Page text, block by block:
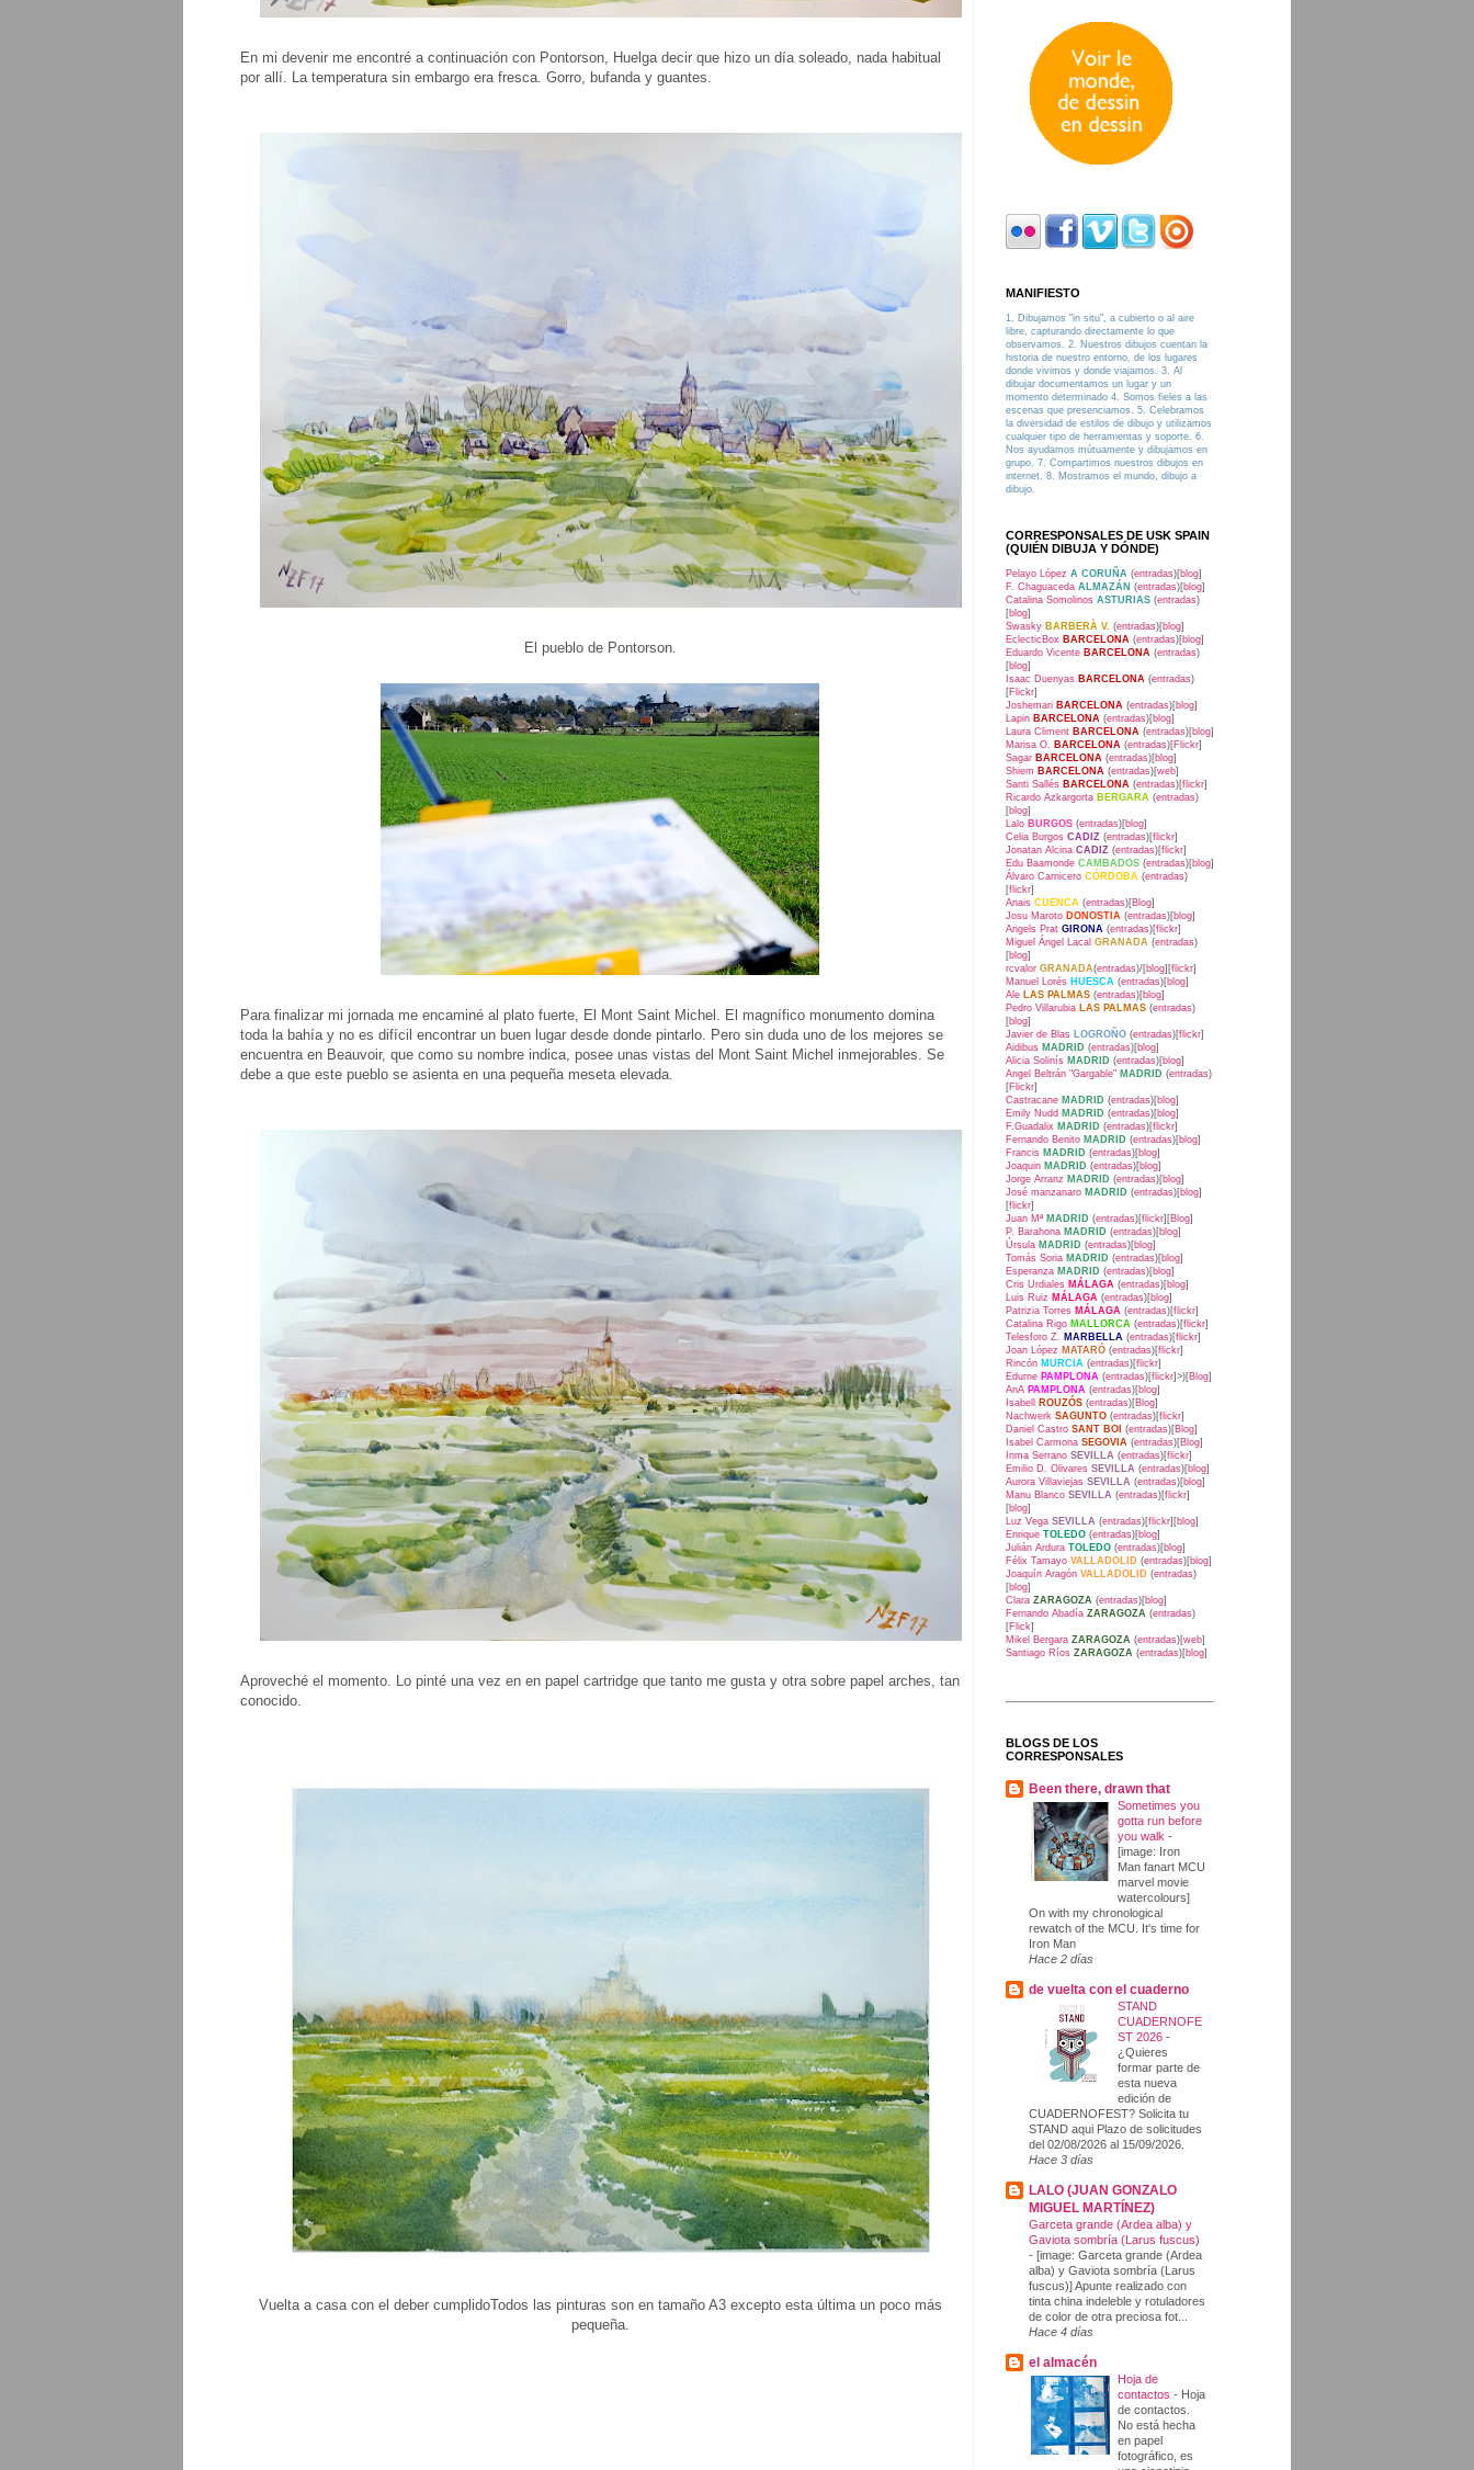
En mi devenir me encontré a continuación con Pontorson, Huelga decir que hizo un día soleado, nada habitual
por allí. La temperatura sin embargo era fresca. Gorro, bufanda y guantes.
El pueblo de Pontorson.
Para finalizar mi jornada me encaminé al plato fuerte, El Mont Saint Michel. El magnífico monumento domina
toda la bahía y no es difícil encontrar un buen lugar desde donde pintarlo. Pero sin duda uno de los mejores se
encuentra en Beauvoir, que como su nombre indica, posee unas vistas del Mont Saint Michel inmejorables. Se
debe a que este pueblo se asienta en una pequeña meseta elevada.
Aproveché el momento. Lo pinté una vez en en papel cartridge que tanto me gusta y otra sobre papel arches, tan
conocido.
Vuelta a casa con el deber cumplidoTodos las pinturas son en tamaño A3 excepto esta última un poco más
pequeña.
MANIFIESTO
1. Dibujamos "in situ", a cubierto o al aire
libre, capturando directamente lo que
observamos. 2. Nuestros dibujos cuentan la
historia de nuestro entorno, de los lugares
donde vivimos y donde viajamos. 3. Al
dibujar documentamos un lugar y un
momento determinado 4. Somos fieles a las
escenas que presenciamos. 5. Celebramos
la diversidad de estilos de dibujo y utilizamos
cualquier tipo de herramientas y soporte. 6.
Nos ayudamos mútuamente y dibujamos en
grupo. 7. Compartimos nuestros dibujos en
internet. 8. Mostramos el mundo, dibujo a
dibujo.
CORRESPONSALES DE USK SPAIN
(QUIÉN DIBUJA Y DÓNDE)
Pelayo López A CORUÑA (entradas)[blog]
F. Chaguaceda ALMAZÁN (entradas)[blog]
Catalina Somolinos ASTURIAS (entradas)
[blog]
Swasky BARBERÀ V. (entradas)[blog]
EclecticBox BARCELONA (entradas)[blog]
Eduardo Vicente BARCELONA (entradas)
[blog]
Isaac Duenyas BARCELONA (entradas)
[Flickr]
Joshemari BARCELONA (entradas)[blog]
Lapin BARCELONA (entradas)[blog]
Laura Climent BARCELONA (entradas)[blog]
Marisa O. BARCELONA (entradas)[Flickr]
Sagar BARCELONA (entradas)[blog]
Shiem BARCELONA (entradas)[web]
Santi Sallés BARCELONA (entradas)[flickr]
Ricardo Azkargorta BERGARA (entradas)
[blog]
Lalo BURGOS (entradas)[blog]
Celia Burgos CADIZ (entradas)[flickr]
Jonatan Alcina CADIZ (entradas)[flickr]
Edu Baamonde CAMBADOS (entradas)[blog]
Álvaro Carnicero CÓRDOBA (entradas)
[flickr]
Anais CUENCA (entradas)[Blog]
Josu Maroto DONOSTIA (entradas)[blog]
Angels Prat GIRONA (entradas)[flickr]
Miguel Ángel Lacal GRANADA (entradas)
[blog]
rcvalor GRANADA(entradas)/[blog][flickr]
Manuel Lorés HUESCA (entradas)[blog]
Ale LAS PALMAS (entradas)[blog]
Pedro Villarubia LAS PALMAS (entradas)
[blog]
Javier de Blas LOGROÑO (entradas)[flickr]
Aidibus MADRID (entradas)[blog]
Alicia Solinís MADRID (entradas)[blog]
Angel Beltrán "Gargable" MADRID (entradas)
[Flickr]
Castracane MADRID (entradas)[blog]
Emily Nudd MADRID (entradas)[blog]
F.Guadalix MADRID (entradas)[flickr]
Fernando Benito MADRID (entradas)[blog]
Francis MADRID (entradas)[blog]
Joaquin MADRID (entradas)[blog]
Jorge Arranz MADRID (entradas)[blog]
José manzanaro MADRID (entradas)[blog]
[flickr]
Juan Mª MADRID (entradas)[flickr][Blog]
P. Barahona MADRID (entradas)[blog]
Úrsula MADRID (entradas)[blog]
Tomás Soria MADRID (entradas)[blog]
Esperanza MADRID (entradas)[blog]
Cris Urdiales MÁLAGA (entradas)[blog]
Luis Ruiz MÁLAGA (entradas)[blog]
Patrizia Torres MÁLAGA (entradas)[flickr]
Catalina Rigo MALLORCA (entradas)[flickr]
Telesforo Z. MARBELLA (entradas)[flickr]
Joan López MATARÓ (entradas)[flickr]
Rincón MURCIA (entradas)[flickr]
Edurne PAMPLONA (entradas)[flickr]>)[Blog]
AnA PAMPLONA (entradas)[blog]
Isabell
ROUZÓS (entradas)[Blog]
Nachwerk SAGUNTO (entradas)[flickr]
Daniel Castro SANT BOI (entradas)[Blog]
Isabel Carmona SEGOVIA (entradas)[Blog]
Inma Serrano SEVILLA (entradas)[flickr]
Emilio D. Olivares SEVILLA (entradas)[blog]
Aurora Villaviejas SEVILLA (entradas)[blog]
Manu Blanco SEVILLA (entradas)[flickr]
[blog]
Luz Vega SEVILLA (entradas)[flickr][blog]
Enrique TOLEDO (entradas)[blog]
Julián Ardura TOLEDO (entradas)[blog]
Félix Tamayo VALLADOLID (entradas)[blog]
Joaquín Aragón VALLADOLID (entradas)
[blog]
Clara ZARAGOZA (entradas)[blog]
Fernando Abadía ZARAGOZA (entradas)
[Flick]
Mikel Bergara ZARAGOZA (entradas)[web]
Santiago Ríos ZARAGOZA (entradas)[blog]
BLOGS DE LOS
CORRESPONSALES
Been there, drawn that
Sometimes you
gotta run before
you walk -
[image: Iron
Man fanart MCU
marvel movie
watercolours]
On with my chronological
rewatch of the MCU. It's time for
Iron Man
Hace 2 días
de vuelta con el cuaderno
STAND
CUADERNOFE
ST 2026 -
¿Quieres
formar parte de
esta nueva
edición de
CUADERNOFEST? Solicita tu
STAND aqui Plazo de solicitudes
del 02/08/2026 al 15/09/2026.
Hace 3 días
LALO (JUAN GONZALO
MIGUEL MARTÍNEZ)
Garceta grande (Ardea alba) y
Gaviota sombría (Larus fuscus)
- [image: Garceta grande (Ardea
alba) y Gaviota sombría (Larus
fuscus)] Apunte realizado con
tinta china indeleble y rotuladores
de color de otra preciosa fot...
Hace 4 días
el almacén
Hoja de
contactos - Hoja
de contactos.
No está hecha
en papel
fotográfico, es